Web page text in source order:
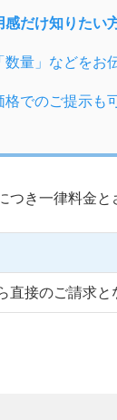
感だけ知りたい
量」などをお
でのご提示も
き一律料金と
直接のご請求と